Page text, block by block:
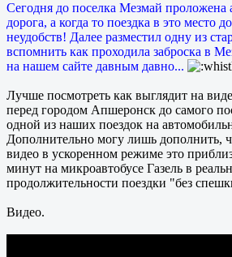
Сегодня до поселка Мезмай проложена
дорога, а когда то поездка в это место
неудобств! Далее разместил одну из
вспомнить как проходила заброска в
на нашем сайте давным давно...
Лучше посмотреть как выглядит на
перед городом Апшеронск до самого
одной из наших поездок на
Дополнительно могу лишь дополнить,
видео в ускоренном режиме это
минут на микроавтобусе Газель в
продолжительности поездки "без
Видео.